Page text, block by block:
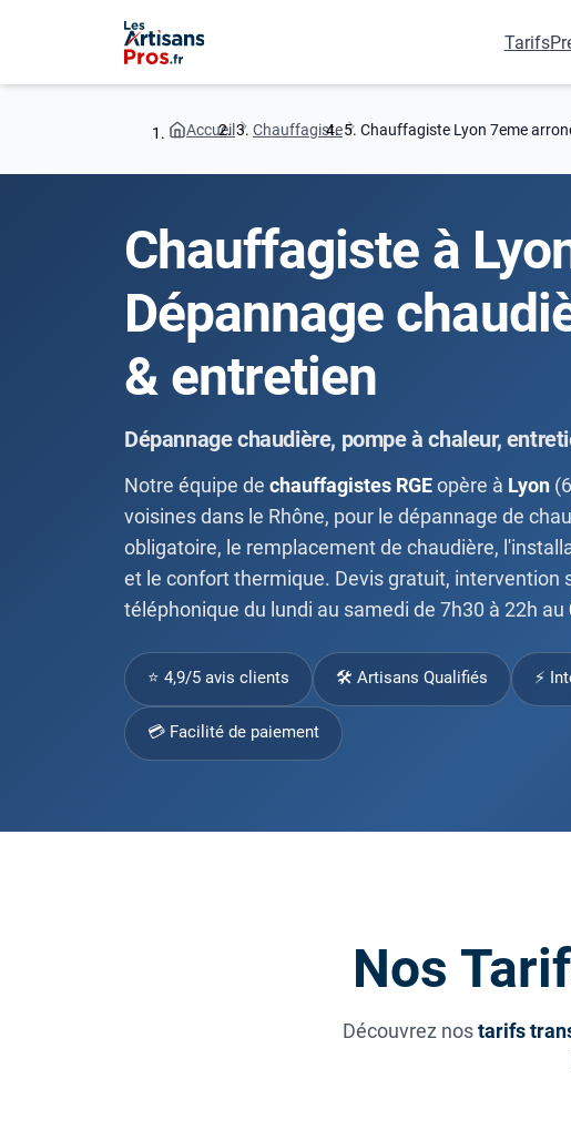
Tarifs
Accueil Chauffagiste Chauffagiste Lyon 7eme
Chauffagiste à
Dépannage
& entretien
Dépannage chaudière, pompe à chaleur,
Notre équipe de chauffagistes RGEopère à Lyon
voisines dans le Rhône, pour le dépannage de
obligatoire, le remplacement de chaudière,
et le confort thermique. Devis gratuit, intervention
téléphonique du lundi au samedi de 7h30 à 22h au
⭐ 4,9/5 avis clients 🛠 Artisans Qualifiés ⚡
💳 Facilité de paiement
Nos
Découvrez nostarifs